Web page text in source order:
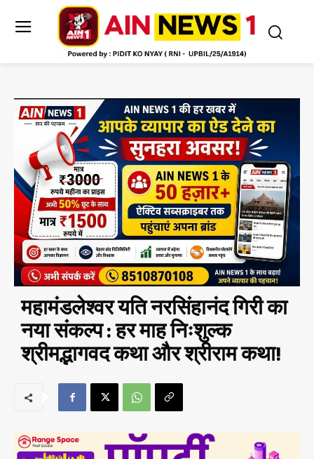
महामंडलेश्वर यति नरसिंहानंद गिरी का
नया संकल्प : हर माह निःशुल्क
श्रीमद्भागवद कथा और श्रीराम कथा!